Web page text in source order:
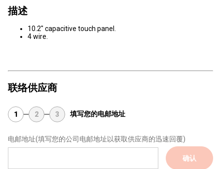
描述
10.2" capacitive touch panel.
4 wire.
联络供应商
1 2 3 填写您的电邮地址
电邮地址(填写您的公司电邮地址以获取供应商的迅速回覆)
确认